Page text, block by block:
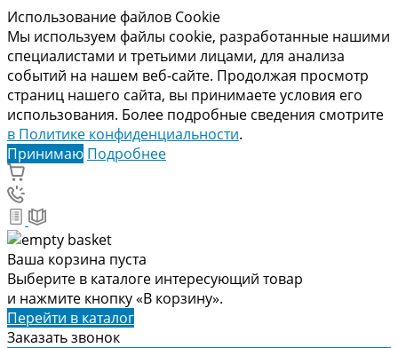
Использование файлов Cookie
Мы используем файлы cookie, разработанные нашими
специалистами и третьими лицами, для анализа
событий на нашем веб-сайте. Продолжая просмотр
страниц нашего сайта, вы принимаете условия его
использования. Более подробные сведения смотрите
в Политике конфиденциальности.
Принимаю Подробнее
Ваша корзина пуста
Выберите в каталоге интересующий товар
и нажмите кнопку «В корзину».
Перейти в каталог
Заказать звонок